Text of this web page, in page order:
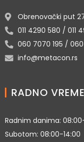
Obrenovački put
011 4290 580 / 011
060 7070 195 /
info@metacon.rs
RADNO VREME
Radnim danima:
Subotom: 08:00-14:00